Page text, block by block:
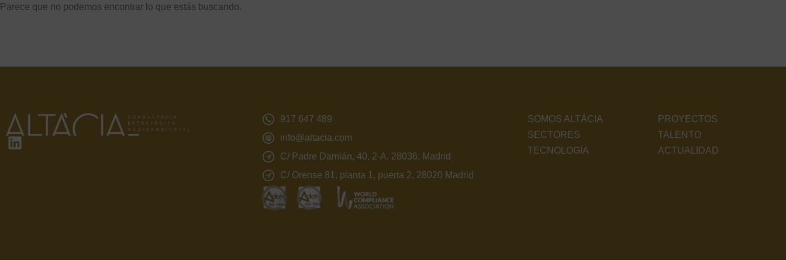
Parece que no podemos encontrar lo que estás buscando.
917 647 489
info@altacia.com
C/ Padre Damián, 40, 2-A, 28036, Madrid
C/ Orense 81, planta 1, puerta 2, 28020 Madrid
SOMOS ALTÁCIA
SECTORES
TECNOLOGÍA
PROYECTOS
TALENTO
ACTUALIDAD